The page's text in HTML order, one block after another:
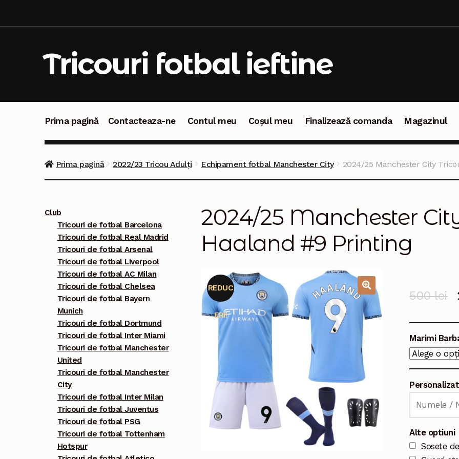
Tricouri fotbal ieftine
Prima pagină Contacteaza-ne Contul meu Coșul meu Finalizează comanda Magazinul
Prima pagină 2022/23 Tricou Adulți Echipament fotbal Manchester City 2024/25 Manchester City
2024/25 Manchester
Haaland #9 Printing
🔍
REDUC
ERI!
500lei
Marimi
Alte optiuni
Sosete
Club
Tricouri de fotbal Barcelona
Tricouri de fotbal Real Madrid
Tricouri de fotbal Arsenal
Tricouri de fotbal Liverpool
Tricouri de fotbal AC Milan
Tricouri de fotbal Chelsea
Tricouri de fotbal Bayern
Munich
Tricouri de fotbal Dortmund
Tricouri de fotbal Inter Miami
Tricouri de fotbal Manchester
United
Tricouri de fotbal Manchester
City
Tricouri de fotbal Inter Milan
Tricouri de fotbal Juventus
Tricouri de fotbal PSG
Tricouri de fotbal Tottenham
Hotspur